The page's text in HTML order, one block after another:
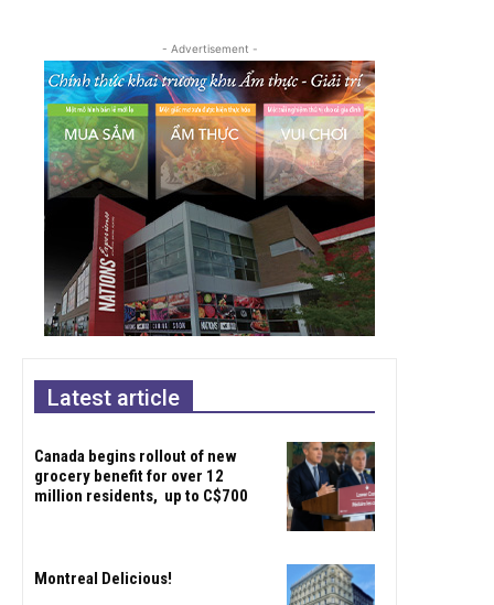
- Advertisement -
Latest article
Canada begins rollout of new
grocery benefit for over 12
million residents, up to C$700
Montreal Delicious!